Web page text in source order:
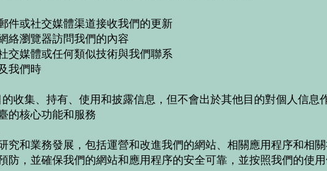
或社交媒體渠道接收我們的更新
瀏覽器訪問我們的內容
媒體或任何類似技術與我們聯系
我們時
收集、持有、使用和披露信息，但不會出於其他目的對個人信息
的核心功能和服務
和業務發展，包括運營和改進我們的網站、相關應用程序和相
，並確保我們的網站和應用程序的安全可靠，並按照我們的使